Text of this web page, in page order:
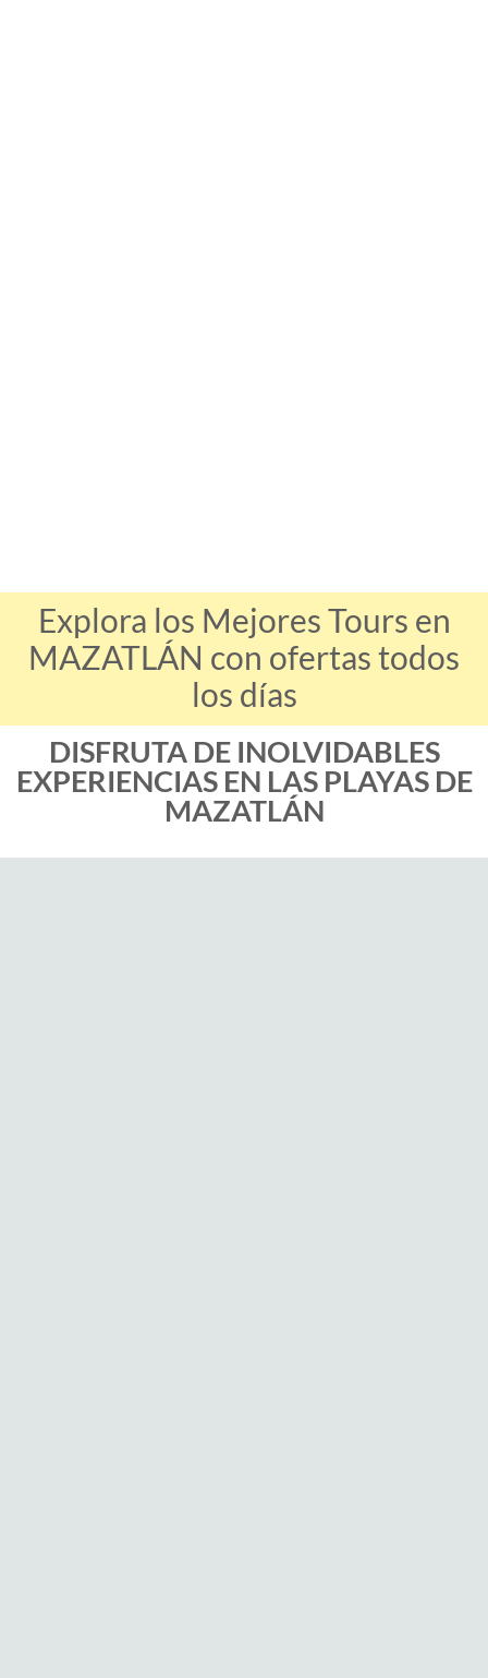
Explora los Mejores Tours en
MAZATLÁN con ofertas todos
los días
DISFRUTA DE INOLVIDABLES
EXPERIENCIAS EN LAS PLAYAS DE
MAZATLÁN